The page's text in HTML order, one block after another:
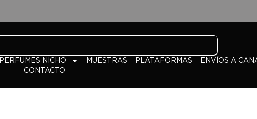
PERFUMES NICHO MUESTRAS PLATAFORMAS
ENVÍOS A
CONTACTO